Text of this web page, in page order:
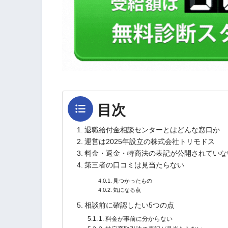
目次
退職給付金相談センターとはどんな窓口か
運営は2025年設立の株式会社トリモドス
料金・返金・特商法の表記が公開されてい
第三者の口コミは見当たらない
見つかったもの
気になる点
相談前に確認したい5つの点
1. 料金が事前に分からない